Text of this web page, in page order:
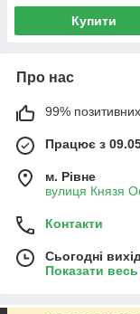
Купити
Про нас
99% позитивних
Працює з
м. Рівне
вулиця Князя
Контакти
Сьогодні
Показати